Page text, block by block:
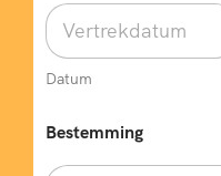
Datum
Bestemming